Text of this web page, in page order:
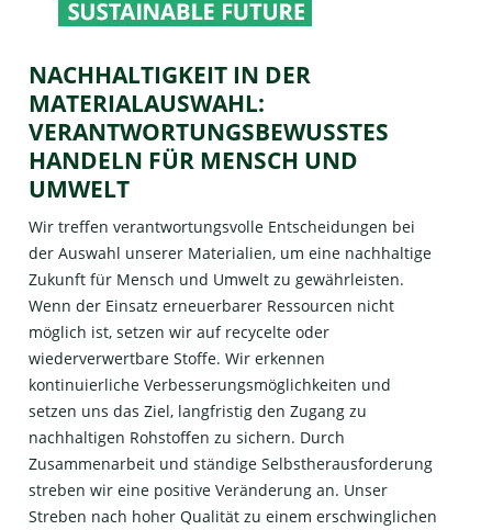
NACHHALTIGKEIT IN DER
MATERIALAUSWAHL:
VERANTWORTUNGSBEWUSSTES
HANDELN FÜR MENSCH UND
UMWELT
Wir treffen verantwortungsvolle Entscheidungen bei
der Auswahl unserer Materialien, um eine nachhaltige
Zukunft für Mensch und Umwelt zu gewährleisten.
Wenn der Einsatz erneuerbarer Ressourcen nicht
möglich ist, setzen wir auf recycelte oder
wiederverwertbare Stoffe. Wir erkennen
kontinuierliche Verbesserungsmöglichkeiten und
setzen uns das Ziel, langfristig den Zugang zu
nachhaltigen Rohstoffen zu sichern. Durch
Zusammenarbeit und ständige Selbstherausforderung
streben wir eine positive Veränderung an. Unser
Streben nach hoher Qualität zu einem erschwinglichen